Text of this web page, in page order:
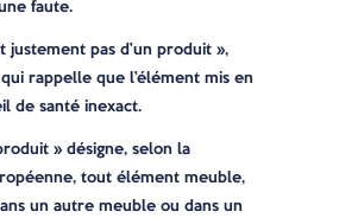
faute.
justement pas d’un produit »,
rappelle que l’élément mis en
de santé inexact.
» désigne, selon la
tout élément meuble,
un autre meuble ou dans un